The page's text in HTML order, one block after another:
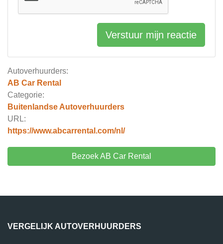
Autoverhuurders:
AB Car Rental
Categorie:
Buitenlandse Autoverhuurders
URL:
https://www.abcarrental.com/nl/
Bezoek AB Car Rental
Verstuur mijn reactie
VERGELIJK AUTOVERHUURDERS